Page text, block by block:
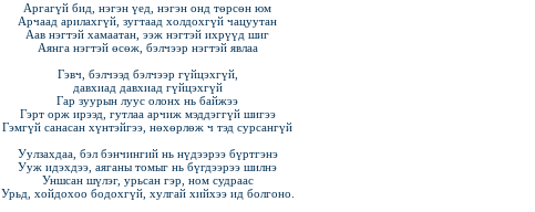
Аргагүй бид, нэгэн үед, нэгэн онд төрсөн юм
Арчаад арилахгүй, зугтаад холдохгүй чацуутан
Аав нэгтэй хамаатан, ээж нэгтэй ихрүүд шиг
Аянга нэгтэй өсөж, бэлчээр нэгтэй явлаа
Гэвч, бэлчээд бэлчээр гүйцэхгүй,
давхиад давхиад гүйцэхгүй
Гар зуурын луус олонх нь байжээ
Гэрт орж ирээд, гутлаа арчиж мэддэггүй шигээ
Гэмгүй санасан хүнтэйгээ, нөхөрлөж ч тэд сурсангүй
Уулзахдаа, бэл бэнчингий нь нүдээрээ бүртгэнэ
Ууж идэхдээ, аяганы томыг нь бүгдээрээ шилнэ
Уншсан шүлэг, урьсан гэр, ном судраас
Урьд, хойдохоо бодохгүй, хулгай хийхээ ид болгоно.